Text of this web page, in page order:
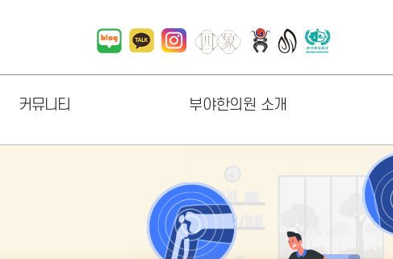
커뮤니티 부야한의원 소개
한의원 소개
원내지도
진료시간
오시는길